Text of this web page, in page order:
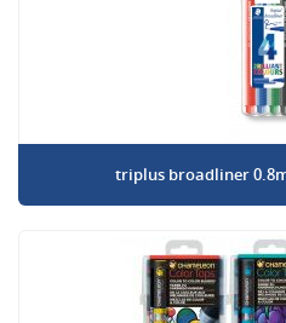
triplus broadliner